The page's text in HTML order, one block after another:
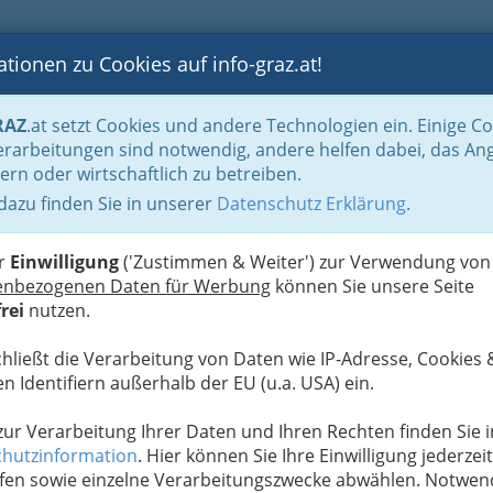
BLOGS FOTOS GASTRONOMIE BRANCHEN
zu Cookies auf info-graz.at!
.at setzt Cookies und andere Technologien ein. Einige
sind notwendig, andere helfen dabei, das
oder wirtschaftlich zu betreiben.
finden Sie in unserer Datenschutz Erklärung.
Einwilligung('Zustimmen & Weiter') zur Verwendung von
Daten für Werbung können Sie unsere Seite
nutzen.
die Verarbeitung von Daten wie IP-Adresse, Cookies
Identifiern außerhalb der EU (u.a. USA) ein.
Verarbeitung Ihrer Daten und Ihren Rechten finden Sie
. Hier können Sie Ihre Einwilligung jederzeit
sowie einzelne Verarbeitungszwecke abwählen.
nach Galerien aufgeteilt Atelier Jungwirth, Fotostudio, Galerie und Atelier
Namen: Atelier Christian
Fotografen UND
werden ausgestellt
12ist die
wird
in einer